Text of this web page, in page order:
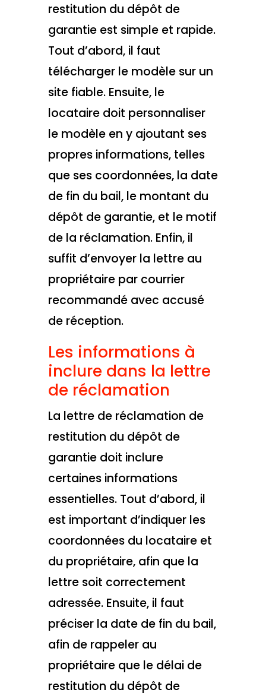
restitution du dépôt de
garantie est simple et rapide.
Tout d’abord, il faut
télécharger le modèle sur un
site fiable. Ensuite, le
locataire doit personnaliser
le modèle en y ajoutant ses
propres informations, telles
que ses coordonnées, la date
de fin du bail, le montant du
dépôt de garantie, et le motif
de la réclamation. Enfin, il
suffit d’envoyer la lettre au
propriétaire par courrier
recommandé avec accusé
de réception.
Les informations à
inclure dans la lettre
de réclamation
La lettre de réclamation de
restitution du dépôt de
garantie doit inclure
certaines informations
essentielles. Tout d’abord, il
est important d’indiquer les
coordonnées du locataire et
du propriétaire, afin que la
lettre soit correctement
adressée. Ensuite, il faut
préciser la date de fin du bail,
afin de rappeler au
propriétaire que le délai de
restitution du dépôt de